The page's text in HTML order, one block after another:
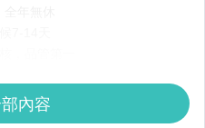
內容